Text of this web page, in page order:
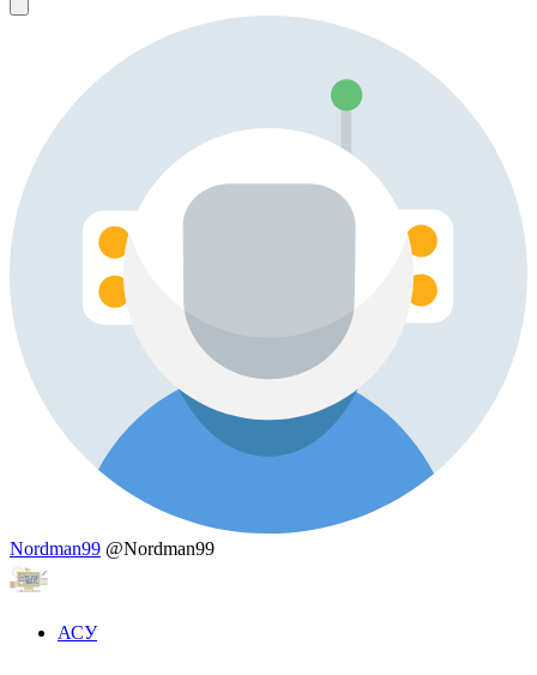
Nordman99 @Nordman99
АСУ